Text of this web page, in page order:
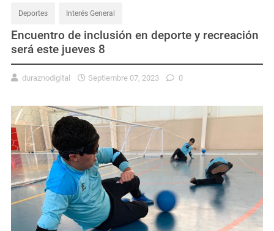
Deportes Interés General
Encuentro de inclusión en deporte y recreación
será este jueves 8
duraznodigital Septiembre 07, 2023 0